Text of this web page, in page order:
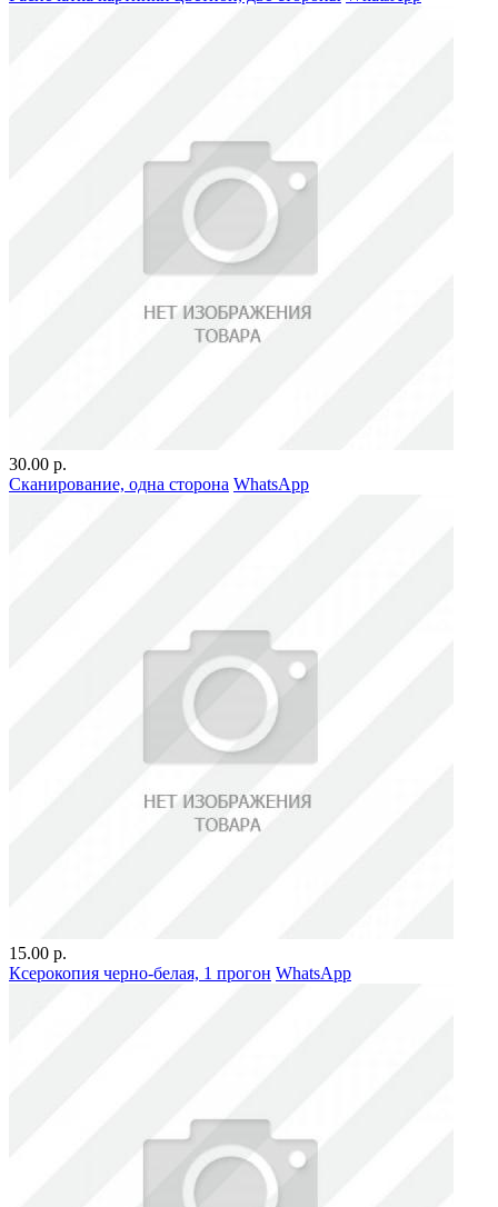
30.00 р.
Сканирование, одна сторона WhatsApp
15.00 р.
Ксерокопия черно-белая, 1 прогон WhatsApp